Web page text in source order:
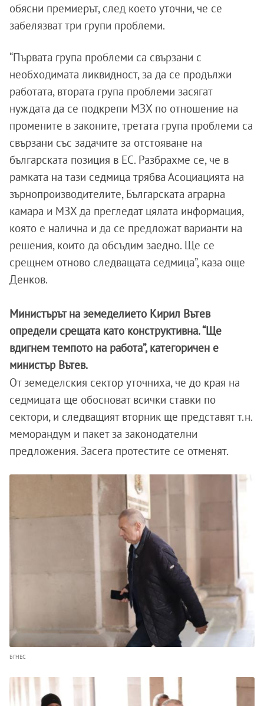
обясни премиерът, след което уточни, че се
забелязват три групи проблеми.
“Първата група проблеми са свързани с
необходимата ликвидност, за да се продължи
работата, втората група проблеми засягат
нуждата да се подкрепи МЗХ по отношение на
промените в законите, третата група проблеми са
свързани със задачите за отстояване на
българската позиция в ЕС. Разбрахме се, че в
рамката на тази седмица трябва Асоциацията на
зърнопроизводителите, Българската аграрна
камара и МЗХ да прегледат цялата информация,
която е налична и да се предложат варианти на
решения, които да обсъдим заедно. Ще се
срещнем отново следващата седмица”, каза още
Денков.
Министърът на земеделието Кирил Вътев
определи срещата като конструктивна. “Ще
вдигнем темпото на работа”, категоричен е
министър Вътев.
От земеделския сектор уточниха, че до края на
седмицата ще обосноват всички ставки по
сектори, и следващият вторник ще представят т.н.
меморандум и пакет за законодателни
предложения. Засега протестите се отменят.
БГНЕС